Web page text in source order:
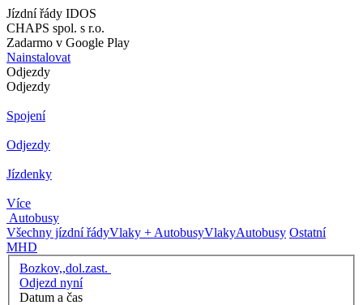
Jízdní řády IDOS
CHAPS spol. s r.o.
Zadarmo v Google Play
Nainstalovat
Odjezdy
Odjezdy
Spojení
Odjezdy
Jízdenky
Více
Autobusy
Všechny jízdní řádyVlaky + AutobusyVlakyAutobusy Ostatní
MHD
Bozkov,,dol.zast.
Odjezd nyní
Datum a čas